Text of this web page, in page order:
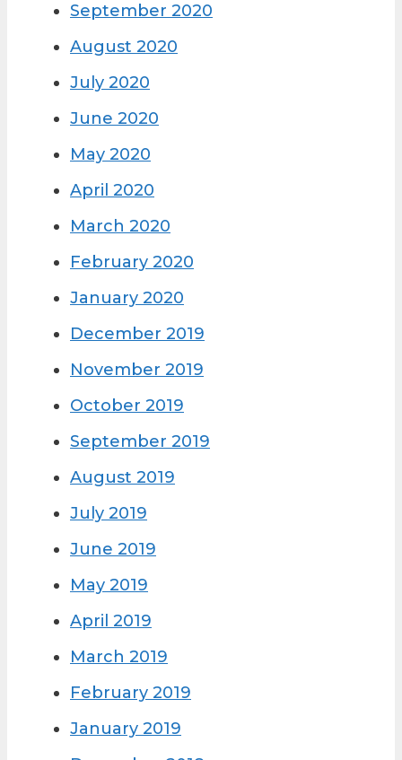
September 2020
August 2020
July 2020
June 2020
May 2020
April 2020
March 2020
February 2020
January 2020
December 2019
November 2019
October 2019
September 2019
August 2019
July 2019
June 2019
May 2019
April 2019
March 2019
February 2019
January 2019